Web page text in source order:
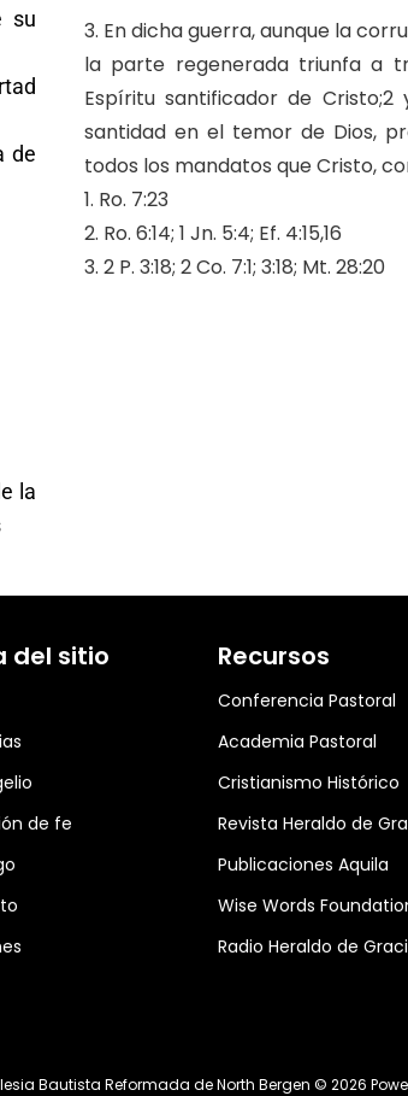
su
de
la
3. En dicha guerra, aunque la
la parte regenerada triunfa a
Espíritu santificador de
santidad en el temor de Dios,
todos los mandatos que Cristo,
1. Ro. 7:23
2. Ro. 6:14; 1 Jn. 5:4; Ef. 4:15,16
3. 2 P. 3:18; 2 Co. 7:1; 3:18; Mt. 28:20
del sitio
de fe
Recursos
Conferencia Pastoral
Academia Pastoral
Cristianismo Histórico
Revista Heraldo de
Publicaciones Aquila
Wise Words
Radio Heraldo de
Bautista Reformada de North Bergen © 2026